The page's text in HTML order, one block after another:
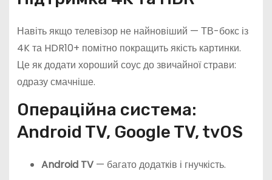
Навіть якщо телевізор не найновіший — ТВ-бокс із
4K та HDR10+ помітно покращить якість картинки.
Це як додати хороший соус до звичайної страви:
одразу смачніше.
Операційна система:
Android TV, Google TV, tvOS
Android TV— багато додатків і гнучкість.